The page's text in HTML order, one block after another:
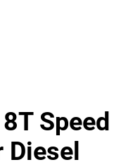
Speed